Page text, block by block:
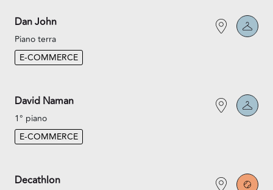
Dan John
Piano terra
E-COMMERCE
David Naman
1° piano
E-COMMERCE
Decathlon